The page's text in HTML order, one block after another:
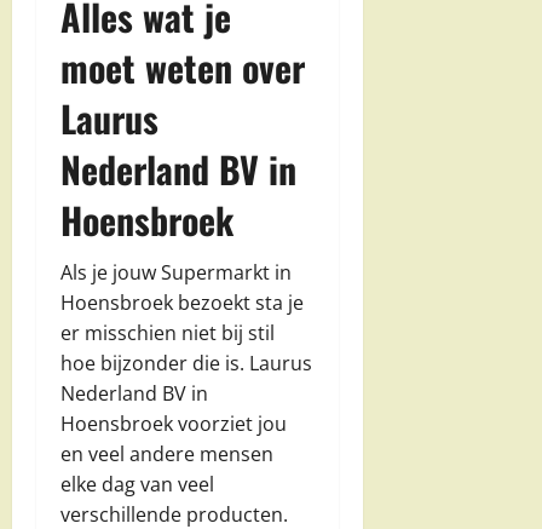
Alles wat je
moet weten over
Laurus
Nederland BV in
Hoensbroek
Als je jouw Supermarkt in
Hoensbroek bezoekt sta je
er misschien niet bij stil
hoe bijzonder die is. Laurus
Nederland BV in
Hoensbroek voorziet jou
en veel andere mensen
elke dag van veel
verschillende producten.